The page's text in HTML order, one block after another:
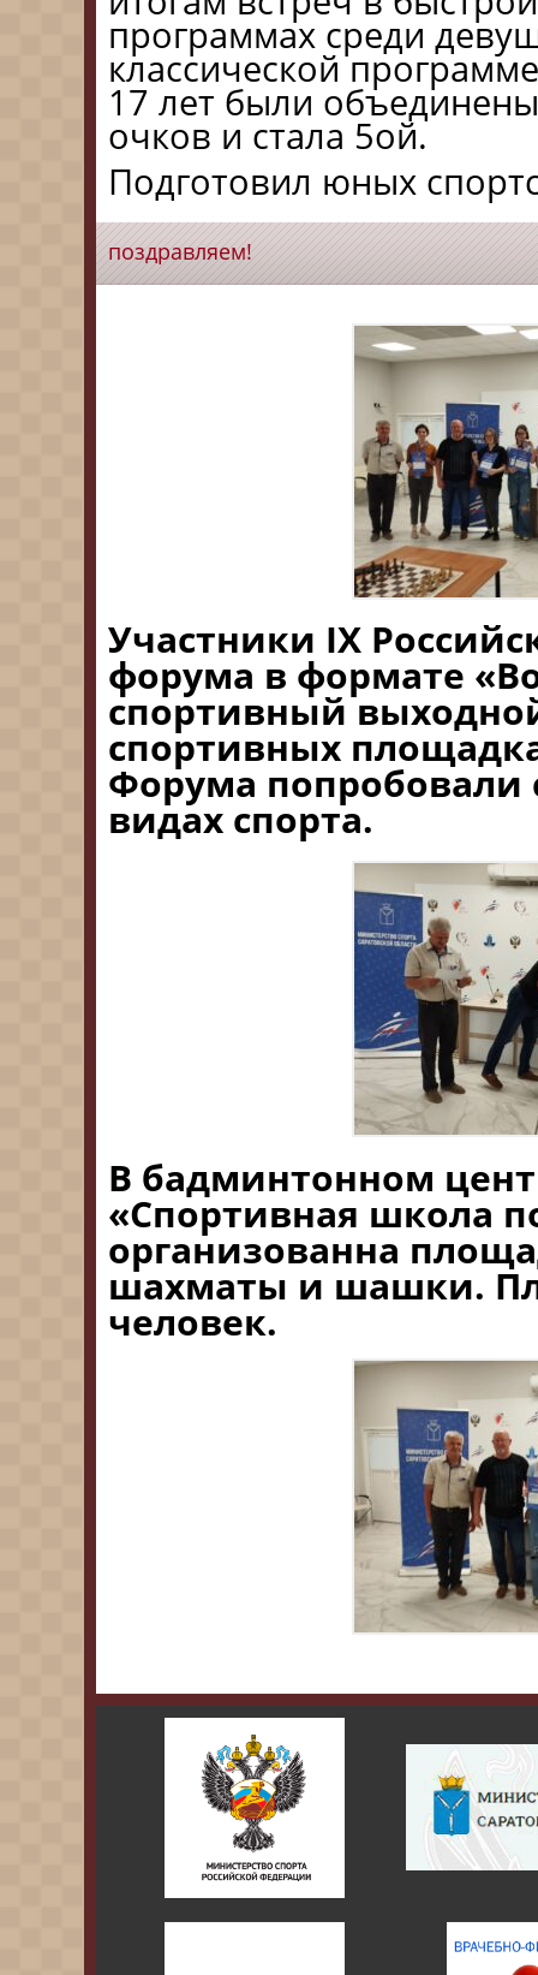
программах среди
классической
17 лет были
очков и стала 5ой.
Подготовил юных
поздравляем!
Участники IX
форума в формате
спортивный
спортивных
Форума попробовали
видах спорта.
В бадминтонном
«Спортивная школа
организованна
шахматы и шашки.
человек.